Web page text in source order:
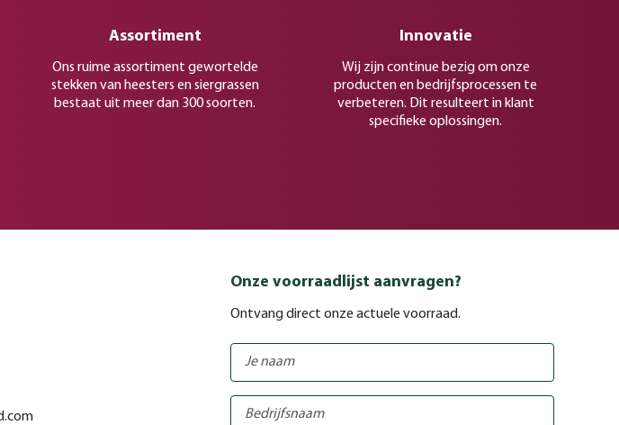
Assortiment
Ons ruime assortiment gewortelde
stekken van heesters en siergrassen
bestaat uit meer dan 300 soorten.
Innovatie
Wij zijn continue bezig om onze
producten en bedrijfsprocessen te
verbeteren. Dit resulteert in klant
specifieke oplossingen.
Onze voorraadlijst aanvragen?
Ontvang direct onze actuele voorraad.